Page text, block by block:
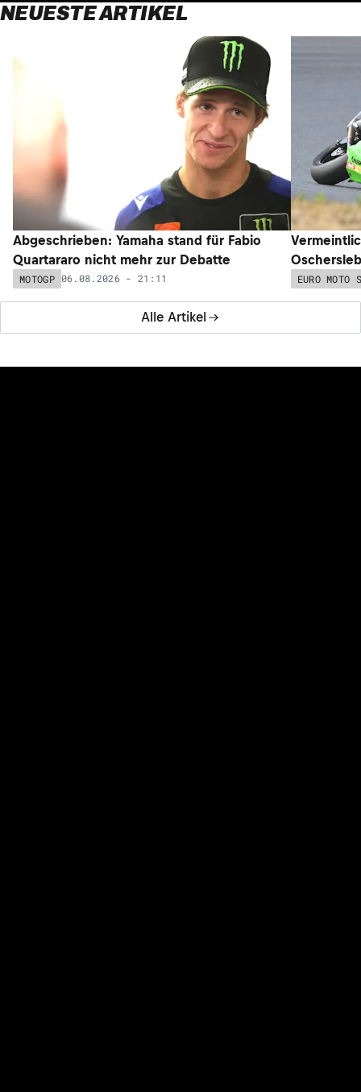
NEUESTE ARTIKEL
Alle Artikel
Abgeschrieben: Yamaha stand für Fabio
Quartararo nicht mehr zur Debatte
MOTOGP 06.08.2026 - 21:11 EURO MOTO